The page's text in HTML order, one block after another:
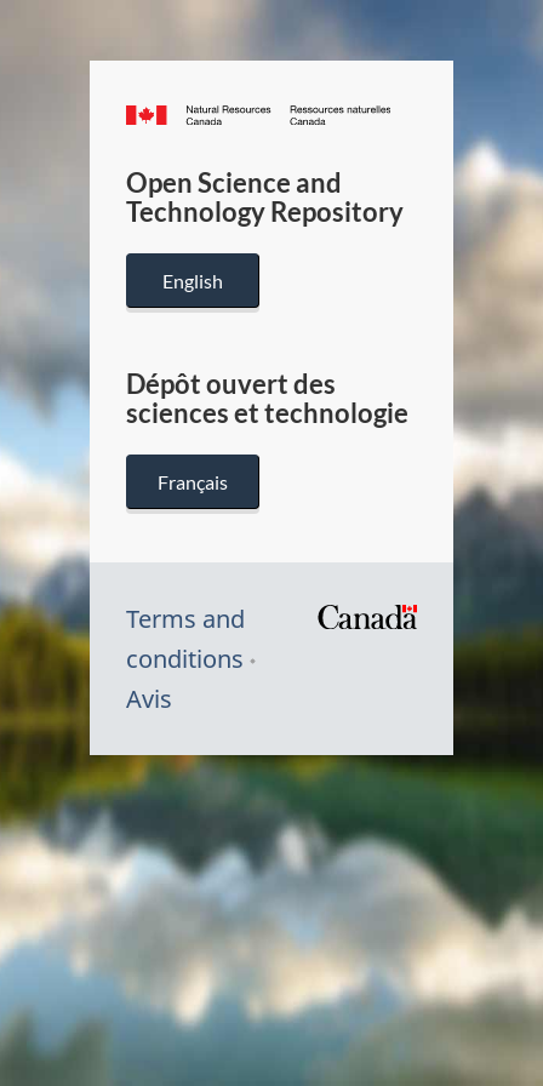
Canada.ca
/
Canada
Open Science and
Technology Repository
English
Dépôt ouvert des
sciences et technologie
Français
Terms and
conditions
Avis
Symbole
du